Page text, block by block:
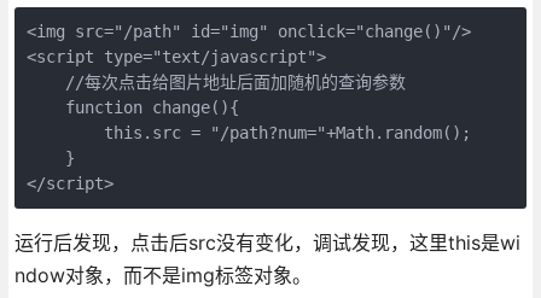
<img src="/path" id="img" onclick="change()"/>
<script type="text/javascript">
    //每次点击给图片地址后面加随机的查询参数
    function change(){
        this.src = "/path?num="+Math.random();
    }
</script>
运行后发现，点击后src没有变化，调试发现，这里this是wi
ndow对象，而不是img标签对象。